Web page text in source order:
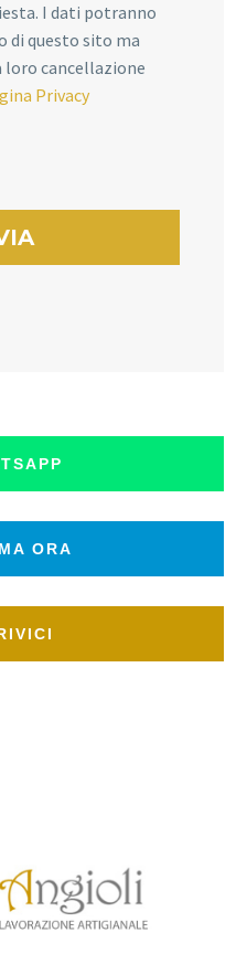
I dati potranno
di questo sito ma
loro cancellazione
Privacy
ORA